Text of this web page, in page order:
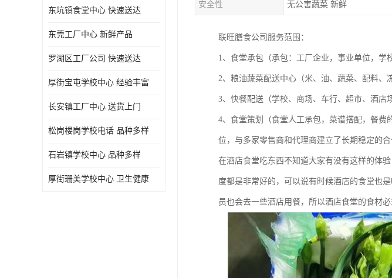
东坑镇食堂中心 快速送达
东莞工厂中心 新鲜产品
罗湖区工厂公司 快速送达
厚街宝屯学校中心 经验丰富
长安镇工厂中心 送货上门
松岗楼岗学校电话 品种多样
石岩镇学校中心 品种多样
厚街珊美学校中心 卫生健康
安全性 无公害蔬菜 新鲜
联旺膳食公司服务范围：
1、食堂承包（承包：工厂企业，事业单位，学
2、粮油蔬菜配送中心（米、油、蔬菜、配料、
3、快餐配送（学校、商场、车行、超市、酒店
4、食堂策划（食堂人工承包，菜谱搭配，餐
位，与多家零售商和代理商建立了长期稳定的合
在酒店食堂吃东西不知道大家有没有这样的体
度都是非常好的，可以说有时候酒店的食堂也
员也会去一些酒店用餐，所以酒店食堂的食材必